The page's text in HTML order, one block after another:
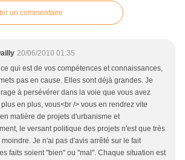
un commentaire
20/06/2010 01:35
qui est de vos compétences et connaissances,
pas en cause. Elles sont déjà grandes. Je
à persévérer dans la voie que vous avez
en plus, vous<br /> vous en rendrez vite
matière de projets d'urbanisme et
le versant politique des projets n'est que très
Je n'ai pas d'avis arrêté sur le fait
faits soient "bien" ou "mal". Chaque situation est